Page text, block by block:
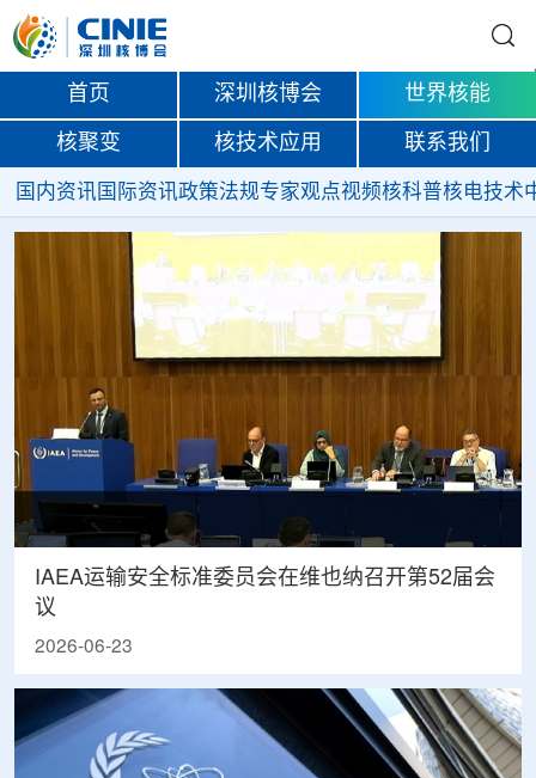
首页 深圳核博会 世界核能
核聚变 核技术应用 联系我们
国内资讯 国际资讯政策法规专家观点视频核科普核电技术
IAEA运输安全标准委员会在维也纳召开第52届会
议
2026-06-23